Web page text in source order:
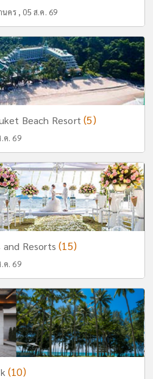
นคร , 05 ส.ค. 69
Beach Resort(5)
ค. 69
and Resorts(15)
ค. 69
(10)